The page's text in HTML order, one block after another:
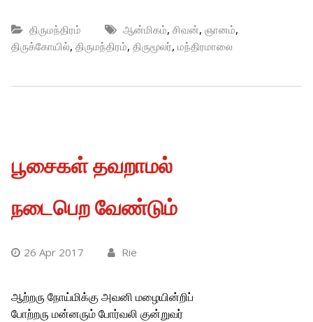
திருமந்திரம் ஆன்மிகம், சிவன், ஞானம்,
திருக்கோயில், திருமந்திரம், திருமூலர், மந்திரமாலை
பூசைகள் தவறாமல்
நடைபெற வேண்டும்
26 Apr 2017 Rie
ஆற்றரு நோய்மிக்கு அவனி மழையின்றிப்
போற்றரு மன்னரும் போர்வலி குன்றுவர்